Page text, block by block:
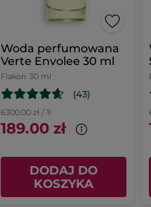
Woda perfumowana
Verte Envolee 30 ml
Flakon 30 ml
(43)
6300.00 zł / 1l
189.00 zł
DODAJ DO
KOSZYKA